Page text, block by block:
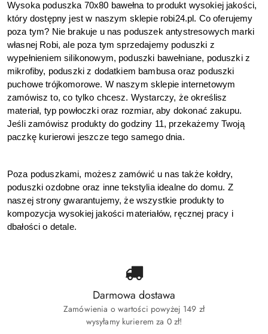
Wysoka poduszka 70x80 bawełna to produkt wysokiej jakości,
który dostępny jest w naszym sklepie robi24.pl. Co oferujemy
poza tym? Nie brakuje u nas poduszek antystresowych marki
własnej Robi, ale poza tym sprzedajemy poduszki z
wypełnieniem silikonowym, poduszki bawełniane, poduszki z
mikrofiby, poduszki z dodatkiem bambusa oraz poduszki
puchowe trójkomorowe. W naszym sklepie internetowym
zamówisz to, co tylko chcesz. Wystarczy, że określisz
materiał, typ powłoczki oraz rozmiar, aby dokonać zakupu.
Jeśli zamówisz produkty do godziny 11, przekażemy Twoją
paczkę kurierowi jeszcze tego samego dnia.
Poza poduszkami, możesz zamówić u nas także kołdry,
poduszki ozdobne oraz inne tekstylia idealne do domu. Z
naszej strony gwarantujemy, że wszystkie produkty to
kompozycja wysokiej jakości materiałów, ręcznej pracy i
dbałości o detale.
Darmowa dostawa
Zamówienia o wartości powyżej 149 zł
wysyłamy kurierem za 0 zł!